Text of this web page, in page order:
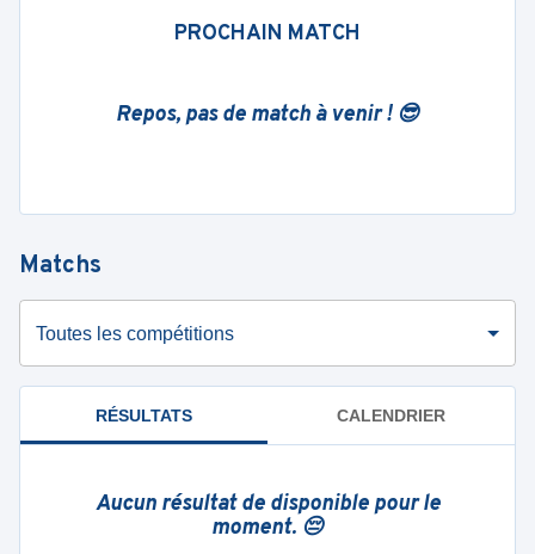
PROCHAIN MATCH
Repos, pas de match à venir ! 😎
Matchs
Toutes les compétitions
RÉSULTATS CALENDRIER
Aucun résultat de disponible pour le
moment. 😔